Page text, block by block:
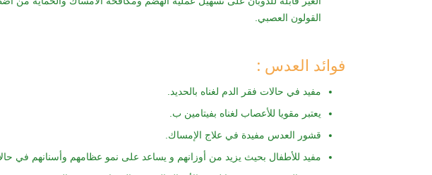
القولون العصبي.
فوائد العدس :
مفيد في حالات فقر الدم لغناه بالحديد.
يعتبر مقويا للأعصاب لغناه بفيتامين ب.
قشور العدس مفيدة في علاج الإمساك.
مفيد للأطفال بحيث يزيد من أوزانهم و يساعد على نمو عظامهم وأسنانهم في